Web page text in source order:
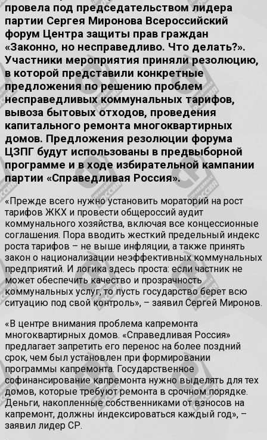
провела под председательством лидера
партии Сергея Миронова Всероссийский
форум Центра защиты прав граждан
«Законно, но несправедливо. Что делать?».
Участники мероприятия приняли резолюцию,
в которой представили конкретные
предложения по решению проблем
несправедливых коммунальных тарифов,
вывоза бытовых отходов, проведения
капитального ремонта многоквартирных
домов. Предложения резолюции форума
ЦЗПГ будут использованы в предвыборной
программе и в ходе избирательной кампании
партии «Справедливая Россия».
«Прежде всего нужно установить мораторий на рост
тарифов ЖКХ и провести общероссий аудит
коммунального хозяйства, включая все концессионные
соглашения. Пора вводить жесткий предельный индекс
роста тарифов – не выше инфляции, а также принять
закон о национализации неэффективных коммунальных
предприятий. И логика здесь проста: если частник не
может обеспечить качество и прозрачность
коммунальных услуг, то пусть государство берет всю
ситуацию под свой контроль», – заявил Сергей Миронов.
«В центре внимания проблема капремонта
многоквартирных домов. «Справедливая Россия»
предлагает запретить его перенос на более поздний
срок, чем был установлен при формировании
программы капремонта. Государственное
софинансирование капремонта нужно выделять для тех
домов, которые требуют ремонта в срочном порядке.
Деньги, накопленные собственниками от взносов на
капремонт, должны индексироваться каждый год», –
заявил лидер СР.